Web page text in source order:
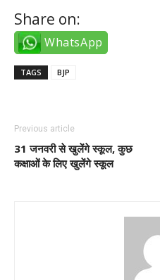
Share on:
WhatsApp
TAGS BJP
Previous article
31 जनवरी से खुलेंगे स्कूल, कुछ
कक्षाओं के लिए खुलेंगे स्कूल